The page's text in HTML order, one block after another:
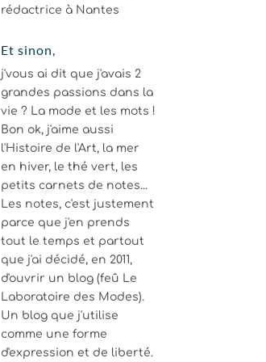
rédactrice à Nantes
Et sinon,
j'vous ai dit que j'avais 2
grandes passions dans la
vie ? La mode et les mots !
Bon ok, j'aime aussi
l'Histoire de l'Art, la mer
en hiver, le thé vert, les
petits carnets de notes...
Les notes, c'est justement
parce que j'en prends
tout le temps et partout
que j'ai décidé, en 2011,
d'ouvrir un blog (feû Le
Laboratoire des Modes).
Un blog que j'utilise
comme une forme
d'expression et de liberté.